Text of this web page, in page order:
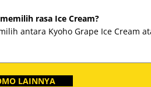
rasa Ice Cream?
antara Kyoho Grape Ice Cream
LAINNYA